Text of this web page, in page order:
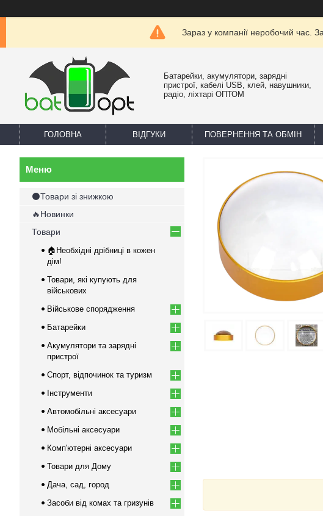
Зараз у компанії неробочий час.
Батарейки, акумулятори, зарядні
пристрої, кабелі USB, клей, навушники,
радіо, ліхтарі ОПТОМ
ГОЛОВНА ВІДГУКИ ПОВЕРНЕННЯ ТА ОБМІН
⚫Товари зі знижкою
🔥Новинки
Товари
🏠Необхідні дрібниці в кожен
дім!
Товари, які купують для
військових
Військове спорядження
Батарейки
Акумулятори та зарядні
пристрої
Спорт, відпочинок та туризм
Інструменти
Автомобільні аксесуари
Мобільні аксесуари
Комп'ютерні аксесуари
Товари для Дому
Дача, сад, город
Засоби від комах та гризунів